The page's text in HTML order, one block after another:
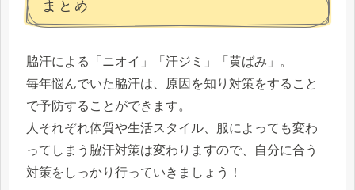
まとめ
脇汗による「ニオイ」「汗ジミ」「黄ばみ」。
毎年悩んでいた脇汗は、原因を知り対策をすること
で予防することができます。
人それぞれ体質や生活スタイル、服によっても変わ
ってしまう脇汗対策は変わりますので、自分に合う
対策をしっかり行っていきましょう！